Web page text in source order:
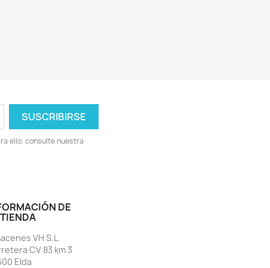
ello, consulte nuestra
DE
VH S.L.
CV 83 km 3
Elda